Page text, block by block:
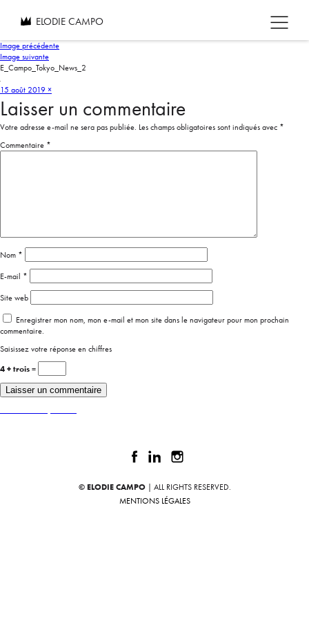
ELODIE CAMPO
Image précédente
Image suivante
E_Campo_Tokyo_News_2
15 août 2019×
Laisser un commentaire
Votre adresse e-mail ne sera pas publiée. Les champs obligatoires sont indiqués avec *
Commentaire *
Nom *
E-mail *
Site web
Enregistrer mon nom, mon e-mail et mon site dans le navigateur pour mon prochain
commentaire.
Saisissez votre réponse en chiffres
4 + trois =
© ELODIE CAMPO| ALL RIGHTS RESERVED.
MENTIONS LÉGALES